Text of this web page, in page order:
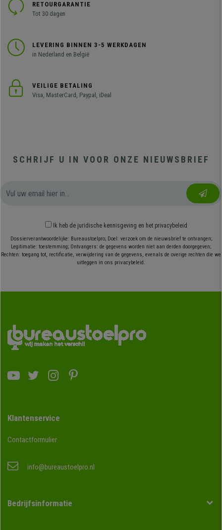
RETOURGARANTIE
Tot 30 dagen
LEVERING BINNEN 3-5 WERKDAGEN
in Nederland en België
VEILIGE BETALING
Visa, MasterCard, Paypal, iDeal
SCHRIJF U IN VOOR ONZE NIEUWSBRIEF
Ik heb de juridische kennisgeving en het privacybeleid
Dossierverantwoordelijke: Bureaustoelpro; Doel: verzoek om de nieuwsbrief te ontvangen;
Legitimatie: toestemming; Ontvangers: de gegevens worden niet aan derden doorgegeven;
Rechten: toegang tot, rectificatie, verwijdering van de gegevens, evenals de overige rechten die we
uitleggen in ons privacybeleid.
Klantenservice
Contactformulier
info@bureaustoelpro.nl
Bedrijfsinformatie